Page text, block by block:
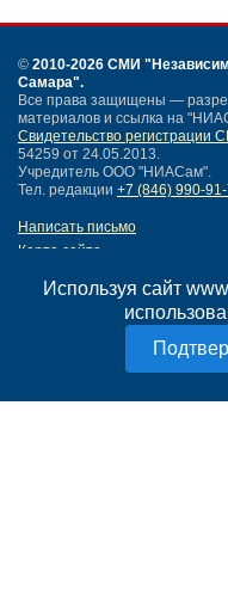
Используя сайт
© 2010-2026 СМИ
Самара".
Все права защищены —
материалов и ссылка на
Свидетельство регистрации
54259 от 24.05.2013.
Учредитель ООО "НИАСам".
Тел. редакции +7 (846) 990-
Написать письмо
Карта сайта
Политика
Согласие на обработку